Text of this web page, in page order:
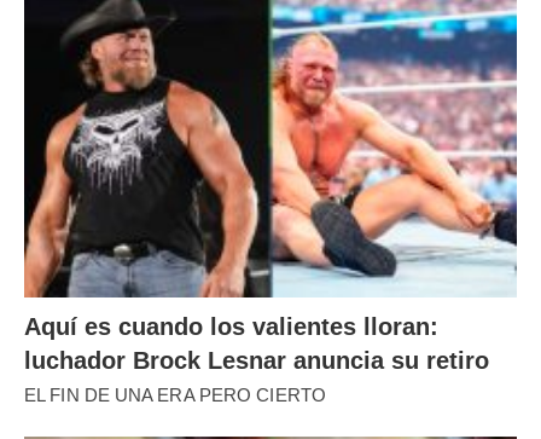
Aquí es cuando los valientes lloran:
luchador Brock Lesnar anuncia su retiro
EL FIN DE UNA ERA PERO CIERTO